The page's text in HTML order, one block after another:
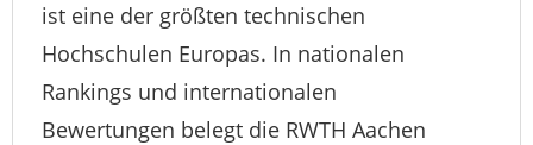
ist eine der größten technischen
Hochschulen Europas. In nationalen
Rankings und internationalen
Bewertungen belegt die RWTH Aachen